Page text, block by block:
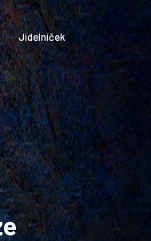
Jídelníček